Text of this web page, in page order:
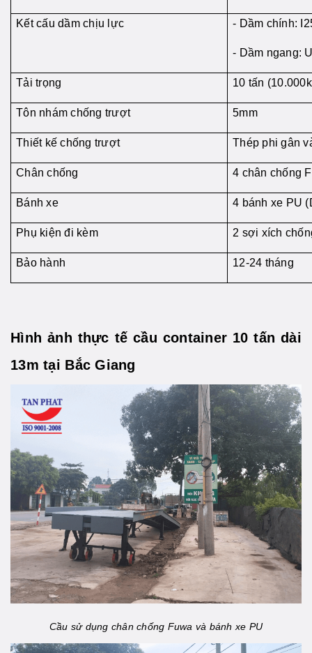
Kết cấu dầm chịu lực - Dầm chính:
- Dầm ngang:
Tải trọng 10 tấn
Tôn nhám chống trượt 5mm
Thiết kế chống trượt Thép phi gân
Chân chống 4 chân chống
Bánh xe 4 bánh xe PU
Phụ kiện đi kèm 2 sợi xích
Bảo hành 12-24 tháng
Hình ảnh thực tế cầu container 10 tấn dài
13m tại Bắc Giang
Cầu sử dụng chân chống Fuwa và bánh xe PU